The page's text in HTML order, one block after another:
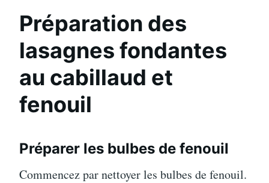
Préparation des
lasagnes fondantes
au cabillaud et
fenouil
Préparer les bulbes de fenouil
Commencez par nettoyer les bulbes de fenouil.